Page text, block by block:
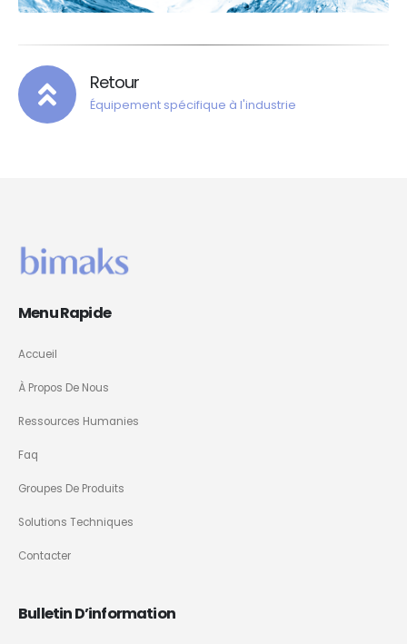
Retour
Équipement spécifique à l'industrie
Menu Rapide
Accueil
À Propos De Nous
Ressources Humanies
Faq
Groupes De Produits
Solutions Techniques
Contacter
Bulletin D’information